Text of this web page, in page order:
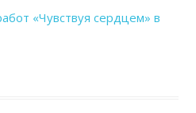
«Чувствуя сердцем» в